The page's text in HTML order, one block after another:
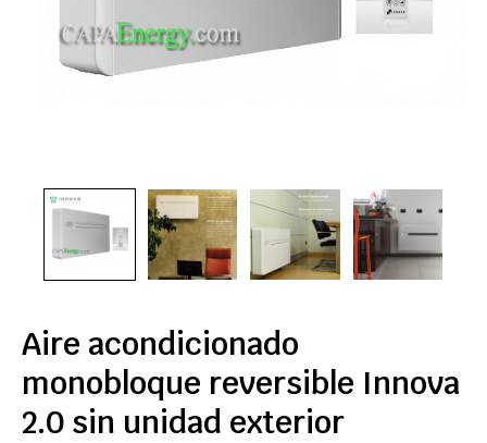
Aire acondicionado
monobloque reversible Innova
2.0 sin unidad exterior